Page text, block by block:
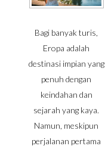
Bagi banyak turis,
Eropa adalah
destinasi impian yang
penuh dengan
keindahan dan
sejarah yang kaya.
Namun, meskipun
perjalanan pertama